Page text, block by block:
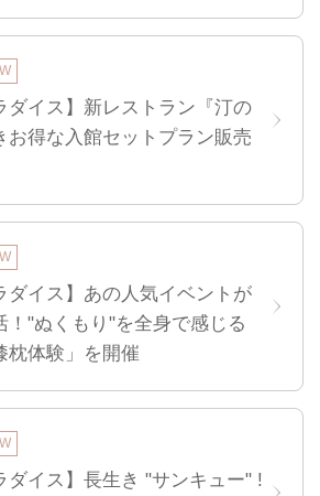
ダイス】新レストラン『汀の
お得な入館セットプラン販売
ダイス】あの人気イベントが
！"ぬくもり"を全身で感じる
枕体験」を開催
ダイス】長生き "サンキュー" !